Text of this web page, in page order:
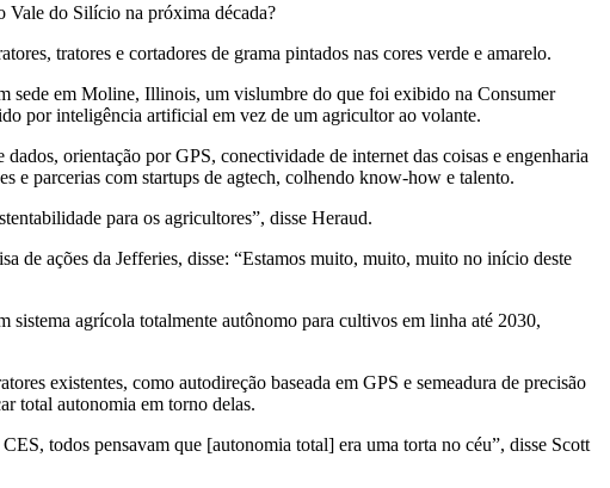
Vale do Silício na próxima década?
tratores e cortadores de grama pintados nas cores verde e amarelo.
sede em Moline, Illinois, um vislumbre do que foi exibido na Consumer
por inteligência artificial em vez de um agricultor ao volante.
orientação por GPS, conectividade de internet das coisas e engenharia
e parcerias com startups de agtech, colhendo know-how e talento.
para os agricultores”, disse Heraud.
de ações da Jefferies, disse: “Estamos muito, muito, muito no início deste
agrícola totalmente autônomo para cultivos em linha até 2030,
existentes, como autodireção baseada em GPS e semeadura de precisão
total autonomia em torno delas.
todos pensavam que [autonomia total] era uma torta no céu”, disse Scott